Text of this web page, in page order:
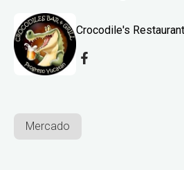
Crocodile's
Mercado